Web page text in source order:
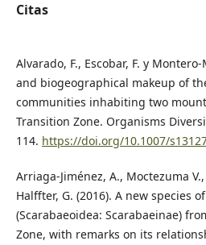
Citas
Alvarado, F., Escobar, F. y
and biogeographical makeup of
communities inhabiting two
Transition Zone. Organisms
114. https://doi.org/10.1007/
Arriaga-Jiménez, A., Moctezuma
Halffter, G. (2016). A new species
(Scarabaeoidea: Scarabaeinae)
Zone, with remarks on its